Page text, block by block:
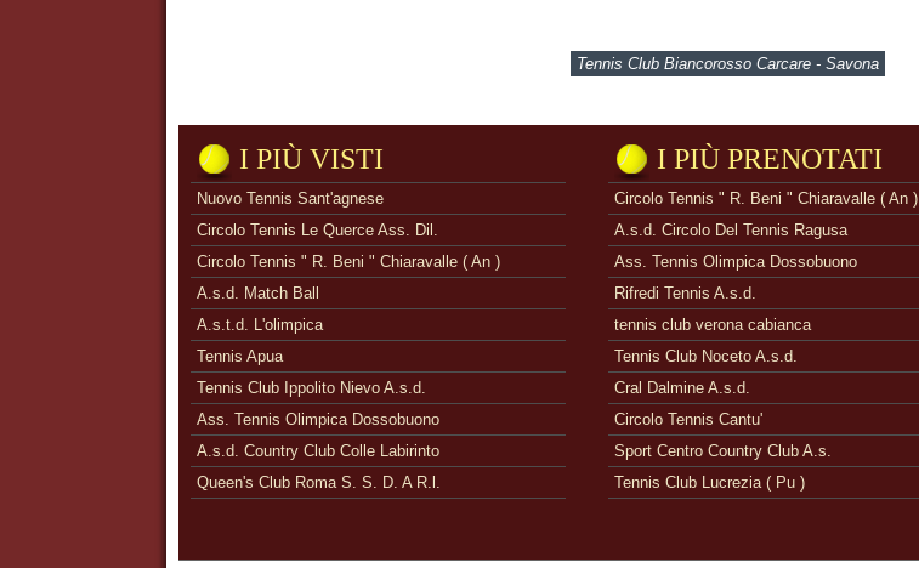
Tennis Club Biancorosso Carcare - Savona
I PIÙ VISTI
Nuovo Tennis Sant'agnese
Circolo Tennis Le Querce Ass. Dil.
Circolo Tennis " R. Beni " Chiaravalle ( An )
A.s.d. Match Ball
A.s.t.d. L'olimpica
Tennis Apua
Tennis Club Ippolito Nievo A.s.d.
Ass. Tennis Olimpica Dossobuono
A.s.d. Country Club Colle Labirinto
Queen's Club Roma S. S. D. A R.l.
I PIÙ PRENOTATI
Circolo Tennis " R. Beni " Chiaravalle ( An )
A.s.d. Circolo Del Tennis Ragusa
Ass. Tennis Olimpica Dossobuono
Rifredi Tennis A.s.d.
tennis club verona cabianca
Tennis Club Noceto A.s.d.
Cral Dalmine A.s.d.
Circolo Tennis Cantu'
Sport Centro Country Club A.s.
Tennis Club Lucrezia ( Pu )